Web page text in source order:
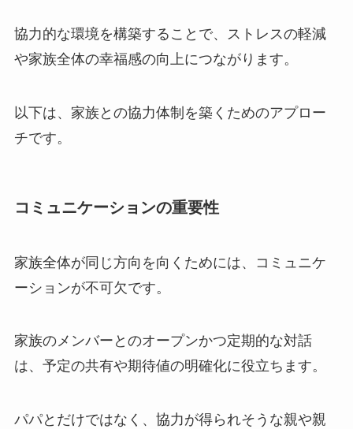
協力的な環境を構築することで、ストレスの軽減
や家族全体の幸福感の向上につながります。
以下は、家族との協力体制を築くためのアプロー
チです。
コミュニケーションの重要性
家族全体が同じ方向を向くためには、コミュニケ
ーションが不可欠です。
家族のメンバーとのオープンかつ定期的な対話
は、予定の共有や期待値の明確化に役立ちます。
パパとだけではなく、協力が得られそうな親や親